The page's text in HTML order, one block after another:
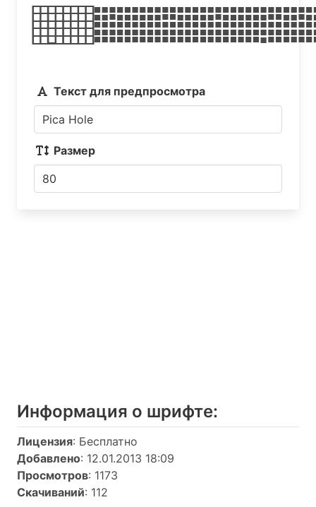
Текст для предпросмотра
Размер
Информация о шрифтe:
Лицензия: Бесплатно
Добавлено: 12.01.2013 18:09
Просмотров: 1173
Скачиваний: 112